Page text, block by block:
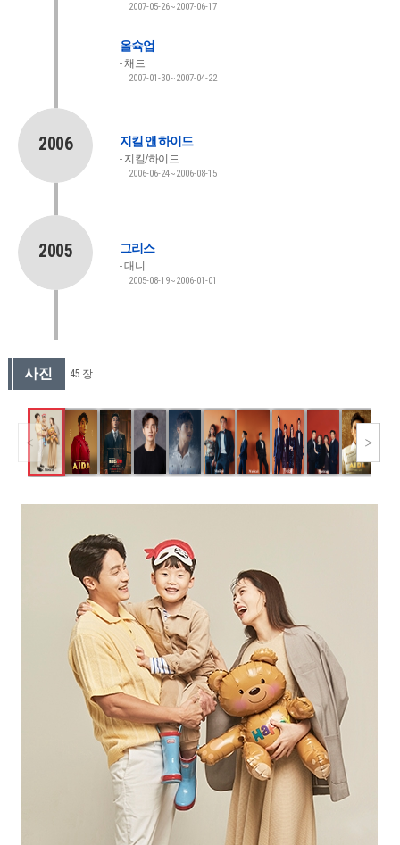
2007-05-26~2007-06-17
올슉업
채드
2007-01-30~2007-04-22
2006 지킬 앤 하이드
지킬/하이드
2006-06-24~2006-08-15
2005 그리스
대니
2005-08-19~2006-01-01
사진 45 장